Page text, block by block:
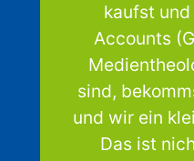
kaufst
Accounts
sind,
und wir ein
Das ist